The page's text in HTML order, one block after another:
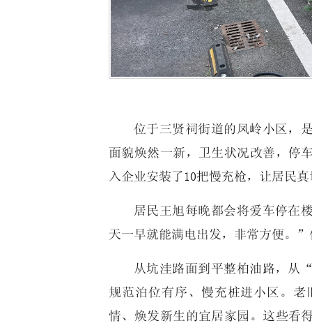
位于三贤祠街道的凤岭小区，
面貌焕然一新，卫生状况改善，停
入企业安装了10把慢充枪，让居民
居民王旭每晚都会将爱车停在
天一早就能满电出发，非常方便。”
从坑洼路面到平整柏油路，从
规范泊位有序、慢充桩进小区。
情、焕发新生的宜居家园。这些